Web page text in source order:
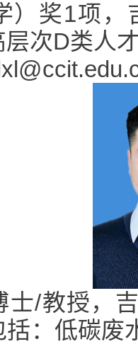
）奖1项
次D类人
士/教授，
：低碳废